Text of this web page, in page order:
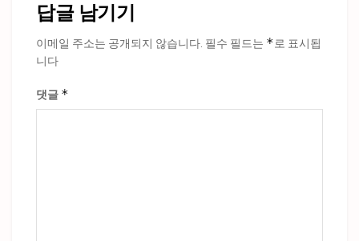
답글 남기기
이메일 주소는 공개되지 않습니다. 필수 필드는 *로 표시됩
니다
댓글 *